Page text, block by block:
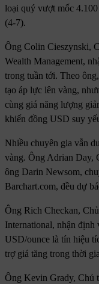
loại quý vượt mốc
(4-7).
Ông Colin Cieszynski,
Wealth Management,
trong tuần tới. Theo
tạo áp lực lên vàng,
cùng giá năng lượng
khiến đồng USD suy
Nhiều chuyên gia vẫn
vàng. Ông Adrian Day,
ông Darin Newsom,
Barchart.com, đều dự
Ông Rich Checkan,
International, nhận
USD/ounce là tín hiệu
trợ giá tăng trong thời
Ông Kevin Grady, Chủ